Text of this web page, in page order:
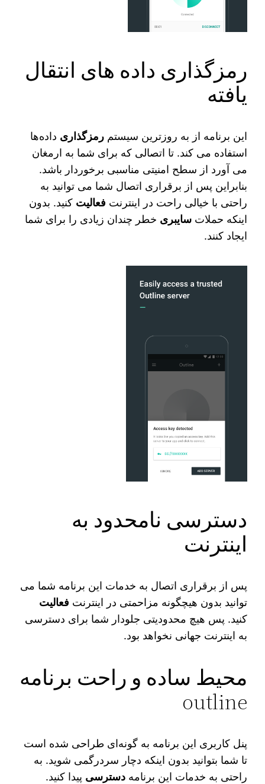
رمزگذاری داده های انتقال
یافته
این برنامه از به روزترین سیستمرمزگذاری داده‌ها
استفاده می‌ کند. تا اتصالی که برای شما به ارمغان
می‌ آورد از سطح امنیتی مناسبی برخوردار باشد.
بنابراین پس از برقراری اتصال شما می‌ توانید به
راحتی با خیالی راحت در اینترنت فعالیت کنید. بدون
اینکه حملاتسایبری خطر چندان زیادی را برای شما
ایجاد کنند.
دسترسی نامحدود به
اینترنت
پس از برقراری اتصال به خدمات این برنامه شما می‌
توانید بدون هیچگونه مزاحمتی در اینترنت فعالیت
کنید. پس هیچ محدودیتی جلودار شما برای دسترسی
به اینترنت جهانی نخواهد بود.
محیط ساده و راحت برنامه
outline
پنل کاربری این برنامه به گونه‌ای طراحی شده است
تا شما بتوانید بدون اینکه دچار سردرگمی شوید. به
راحتی به خدمات این برنامهدسترسی پیدا کنید.